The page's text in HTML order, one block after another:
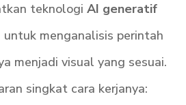
teknologi AI generatif
menganalisis perintah
menjadi visual yang sesuai.
singkat cara kerjanya: